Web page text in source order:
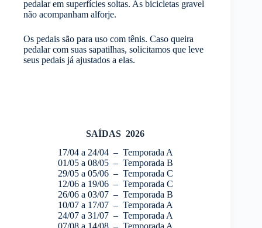
pedalar em superfícies soltas. As bicicletas gravel
não acompanham alforje.
Os pedais são para uso com tênis. Caso queira
pedalar com suas sapatilhas, solicitamos que leve
seus pedais já ajustados a elas.
SAÍDAS 2026
17/04 a 24/04 – Temporada A
01/05 a 08/05 – Temporada B
29/05 a 05/06 – Temporada C
12/06 a 19/06 – Temporada C
26/06 a 03/07 – Temporada B
10/07 a 17/07 – Temporada A
24/07 a 31/07 – Temporada A